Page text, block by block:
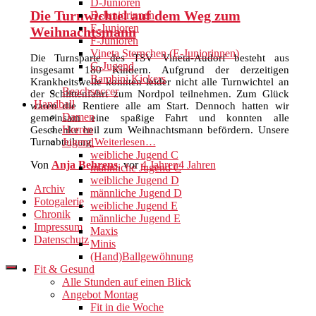
D-Junioren
D-Juniorinnen
E-Junioren
F-Junioren
Vineta Sternchen (E-Juniorinnen)
G-Jugend
Bambini Kickers
Beachsoccer
Handball
Damen
Herren
Jugend
weibliche Jugend C
männliche Jugend C
weibliche Jugend D
männliche Jugend D
weibliche Jugend E
männliche Jugend E
Maxis
Minis
(Hand)Ballgewöhnung
Fit & Gesund
Alle Stunden auf einen Blick
Angebot Montag
Fit in die Woche
Die Turnwichtel auf dem Weg zum
Weihnachtsmann
Die Turnsparte des TSV Vineta-Audorf besteht aus
insgesamt 180 Kindern. Aufgrund der derzeitigen
Krankheitswelle konnten leider nicht alle Turnwichtel an
der Schlittenfahrt zum Nordpol teilnehmen. Zum Glück
waren die Rentiere alle am Start. Dennoch hatten wir
gemeinsam eine spaßige Fahrt und konnten alle
Geschenke heil zum Weihnachtsmann befördern. Unsere
TurnabteilungWeiterlesen…
Von Anja Behrens, vor4 Jahren4 Jahren
Archiv
Fotogalerie
Chronik
Impressum
Datenschutz